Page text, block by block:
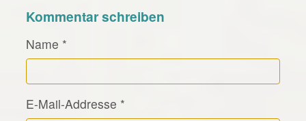
Kommentar schreiben
Name *
E-Mail-Addresse *